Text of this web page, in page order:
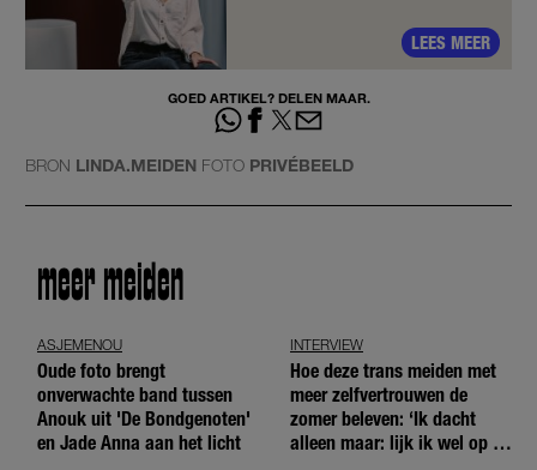
LEES MEER
GOED ARTIKEL? DELEN MAAR.
BRON LINDA.MEIDEN FOTO PRIVÉBEELD
meer meiden
ASJEMENOU
Oude foto brengt
onverwachte band tussen
Anouk uit 'De Bondgenoten'
en Jade Anna aan het licht
INTERVIEW
Hoe deze trans meiden met
meer zelfvertrouwen de
zomer beleven: ‘Ik dacht
alleen maar: lijk ik wel op de